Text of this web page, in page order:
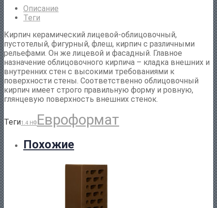
Описание
Теги
Кирпич керамический лицевой-облицовочный,
пустотелый, фигурный, флеш, кирпич с различными
рельефами. Он же лицевой и фасадный. Главное
назначение облицовочного кирпича – кладка внешних и
внутренних стен с высокими требованиями к
поверхности стены. Соответственно облицовочный
кирпич имеет строго правильную форму и ровную,
глянцевую поверхность внешних стенок.
Теги1.4 НФЕвроформат
Похожие